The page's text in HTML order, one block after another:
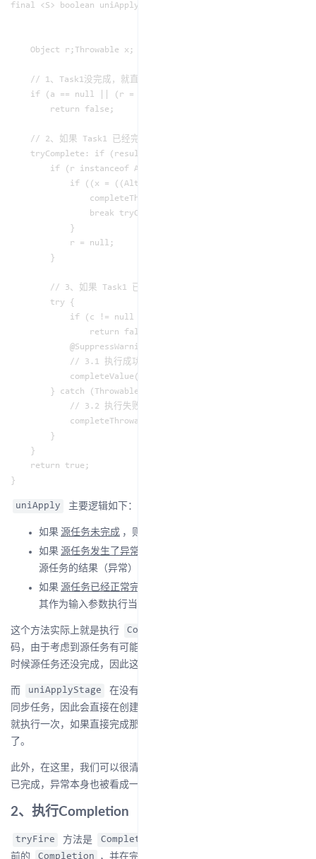
final <S> boolean uniApply(CompletableFuture<S> a, // 源任务
    Object r;Throwable x;
    // 1、Task1没完成，就直接返回false
    if (a == null || (r = a.result) == null || f == null)
        return false;
// 2、如果 Task1 已经完成，并且 Task1 抛出异常了，那么 this
    tryComplete: if (result == null) {
        if (r instanceof AltResult) {
            if ((x = ((AltResult)r).ex) != null) {
                completeThrowable(x, r);
                break tryComplete;
            }
            r = null;
        }
// 3、如果 Task1 已经完成了，并且没抛出异常，那么直接执
        try {
            if (c != null && !c.claim())
                return false;
            @SuppressWarnings("unchecked") S s = (S) r;
            // 3.1 执行成功，将结果记录到 this.result
            completeValue(f.apply(s));
        } catch (Throwable ex) {
// 3.2 执行失败，将异常封装一下也作为一个结果记录到
            completeThrowable(ex);
        }
    }
    return true;
uniApply 主要逻辑如下：
如果 源任务未完成 ，则什么都不做，直接返回
如果 源任务发生了异常
源任务的结果（异常）作为当前任务的结果；
如果 源任务已经正常完成
其作为输入参数执行当前任务，并且记录任务的执行结果；
这个方法实际上就是执行 Completion
码，由于考虑到源任务有可能是个异步任务，当尝试执行子任务的
时候源任务还没完成，因此这个方法在后续实际上会被调用多次。
而 uniApplyStage 在没有指定
同步任务，因此会直接在创建新的
就执行一次，如果直接完成那后续也不需要再创建
了。
此外，在这里，我们可以很清楚的看到，发生异常的任务也被视为
已完成，异常本身也被看成一个任务的执行结果。
2、执行Completion
tryFire 方法是 Completion
前的
Completion ，并在完成后触发